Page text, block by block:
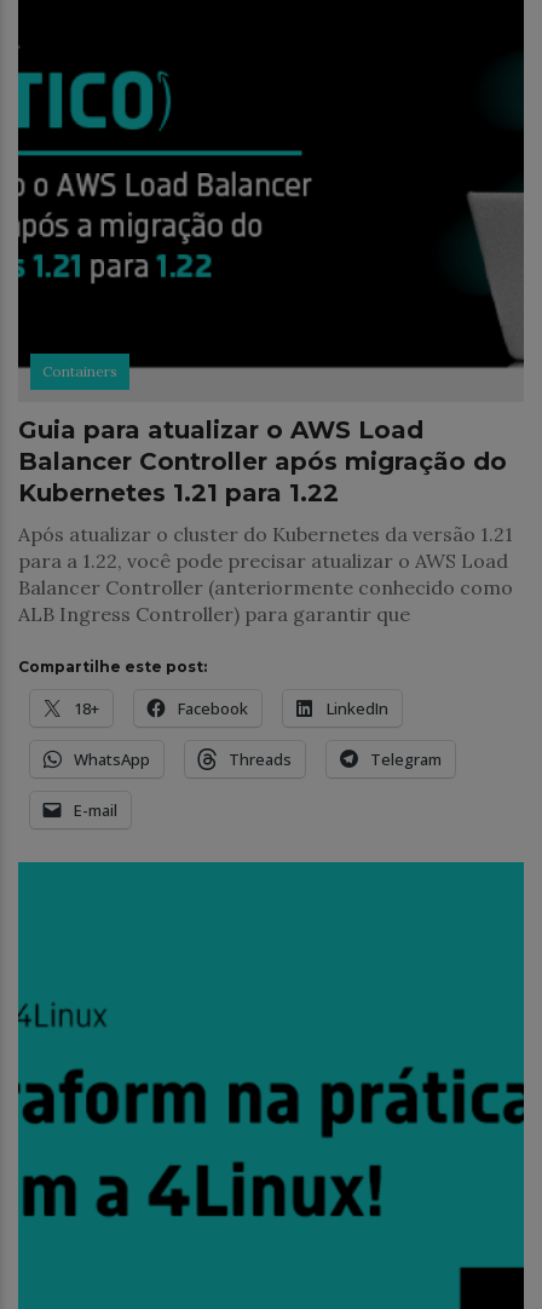
Containers
Guia para atualizar o AWS Load
Balancer Controller após migração do
Kubernetes 1.21 para 1.22
Após atualizar o cluster do Kubernetes da versão 1.21
para a 1.22, você pode precisar atualizar o AWS Load
Balancer Controller (anteriormente conhecido como
ALB Ingress Controller) para garantir que
Compartilhe este post:
18+ Facebook LinkedIn
WhatsApp Threads Telegram
E-mail